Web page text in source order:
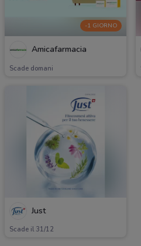
-1 GIORNO
Amicafarmacia
Scade domani
Just
Scade il 31/12